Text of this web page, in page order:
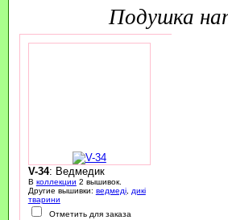
подушка
V-34: Ведмедик
В коллекции 2 вышивок.
Другие вышивки: ведмеді,
дикі
тварини
Отметить для заказа